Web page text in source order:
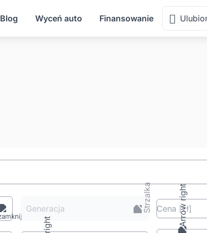
Blog Wyceń auto Finansowanie
Generacja Cena [zł]